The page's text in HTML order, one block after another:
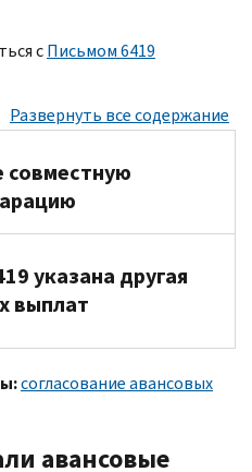
сПисьмом 6419
Развернуть все содержание
совместную
в налоговой декларации
указана другая
выплат
выплат, указанных в Письме
согласование авансовых
авансовые